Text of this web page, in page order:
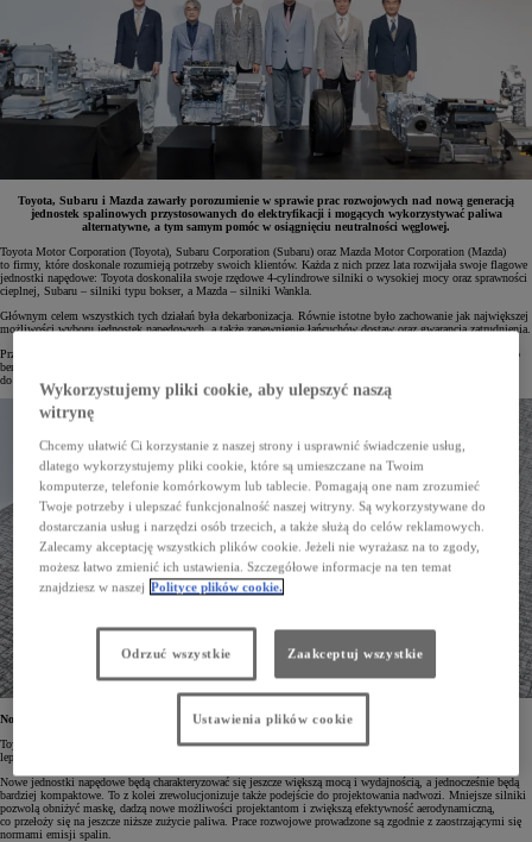
Toyota, Subaru i Mazda zawarły porozumienie w sprawie prac rozwojowych nad nową generacją
jednostek spalinowych przystosowanych do elektryfikacji i mogących wykorzystywać paliwa
alternatywne, a tym samym pomóc w osiągnięciu neutralności węglowej.
Toyota Motor Corporation (Toyota), Subaru Corporation (Subaru) oraz Mazda Motor Corporation (Mazda)
to firmy, które doskonale rozumieją potrzeby swoich klientów. Każda z nich przez lata rozwijała swoje flagowe
jednostki napędowe: Toyota doskonaliła swoje rzędowe 4-cylindrowe silniki o wysokiej mocy oraz sprawności
cieplnej, Subaru – silniki typu bokser, a Mazda – silniki Wankla.
Głównym celem wszystkich tych działań była dekarbonizacja. Równie istotne było zachowanie jak największej
możliwości wyboru jednostek napędowych, a także zapewnienie łańcuchów dostaw oraz gwarancja zatrudnienia.
Przez lata testowano różne silniki oraz nowoczesne paliwa, w tym m.in. ciekły wodór czy neutralne węglowo
benzyny. Ten proces jasno pokazał, że silniki spalinowe przyszłości odegrają istotną rolę na drodze
do osiągnięcia neutralności klimatycznej.
Nowa generacja silników spalinowych
Toyota, Subaru i Mazda będą dążyć do tego, by kolejna generacja silników spalinowych miała zdecydowanie
lepsze osiągi oraz była zoptymalizowana pod kątem integracji z napędami elektrycznymi.
Nowe jednostki napędowe będą charakteryzować się jeszcze większą mocą i wydajnością, a jednocześnie będą
bardziej kompaktowe. To z kolei zrewolucjonizuje także podejście do projektowania nadwozi. Mniejsze silniki
pozwolą obniżyć maskę, dadzą nowe możliwości projektantom i zwiększą efektywność aerodynamiczną,
co przełoży się na jeszcze niższe zużycie paliwa. Prace rozwojowe prowadzone są zgodnie z zaostrzającymi się
normami emisji spalin.
Wykorzystujemy pliki cookie, aby ulepszyć naszą
witrynę
Chcemy ułatwić Ci korzystanie z naszej strony i usprawnić świadczenie usług,
dlatego wykorzystujemy pliki cookie, które są umieszczane na Twoim
komputerze, telefonie komórkowym lub tablecie. Pomagają one nam zrozumieć
Twoje potrzeby i ulepszać funkcjonalność naszej witryny. Są wykorzystywane do
dostarczania usług i narzędzi osób trzecich, a także służą do celów reklamowych.
Zalecamy akceptację wszystkich plików cookie. Jeżeli nie wyrażasz na to zgody,
możesz łatwo zmienić ich ustawienia. Szczegółowe informacje na ten temat
znajdziesz w naszej Polityce plików cookie.
Odrzuć wszystkie Zaakceptuj wszystkie
Ustawienia plików cookie